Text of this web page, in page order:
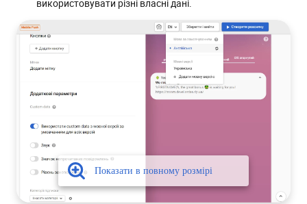
використовувати різні власні дані.